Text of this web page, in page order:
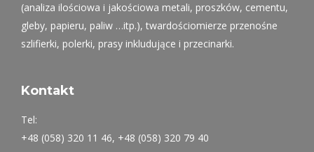
(analiza ilościowa i jakościowa metali, proszków, cementu,
gleby, papieru, paliw …itp.), twardościomierze przenośne
szlifierki, polerki, prasy inkludujące i przecinarki.
Kontakt
Tel:
+48 (058) 320 11 46, +48 (058) 320 79 40